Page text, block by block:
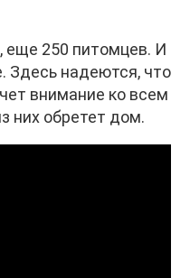
еще 250 питомцев. И
Здесь надеются, что
внимание ко всем
них обретет дом.